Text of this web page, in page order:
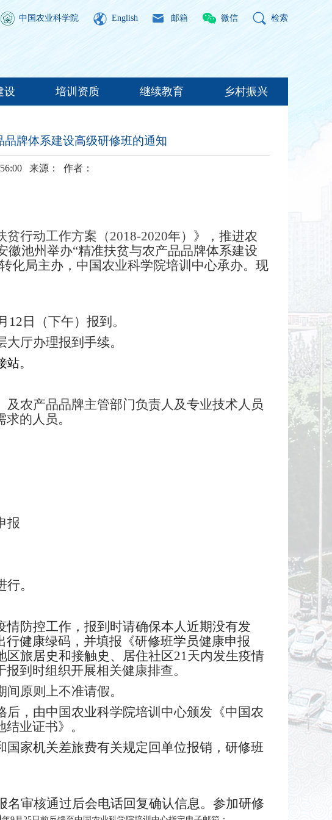
中国农业科学院 English 邮箱 微信 检索
设 培训资质 继续教育 乡村振兴
牌体系建设高级研修班的通知
来源： 作者：
贫行动工作方案（2018-2020年） 》，推进农
徽池州举办“精准扶贫与农产品品牌体系建设
化局主办，中国农业科学院培训中心承办。现
12日（下午）报到。
厅办理报到手续。
。
农产品品牌主管部门负责人及专业技术人员
的人员。
报
。
情防控工作，报到时请确保本人近期没有发
健康绿码，并填报《研修班学员健康申报
区旅居史和接触史、居住社区21天内发生疫情
到时组织开展相关健康排查。
原则上不准请假。
后，由中国农业科学院培训中心颁发《中国农
业证书》。
国家机关差旅费有关规定回单位报销，研修班
名审核通过后会电话回复确认信息。参加研修